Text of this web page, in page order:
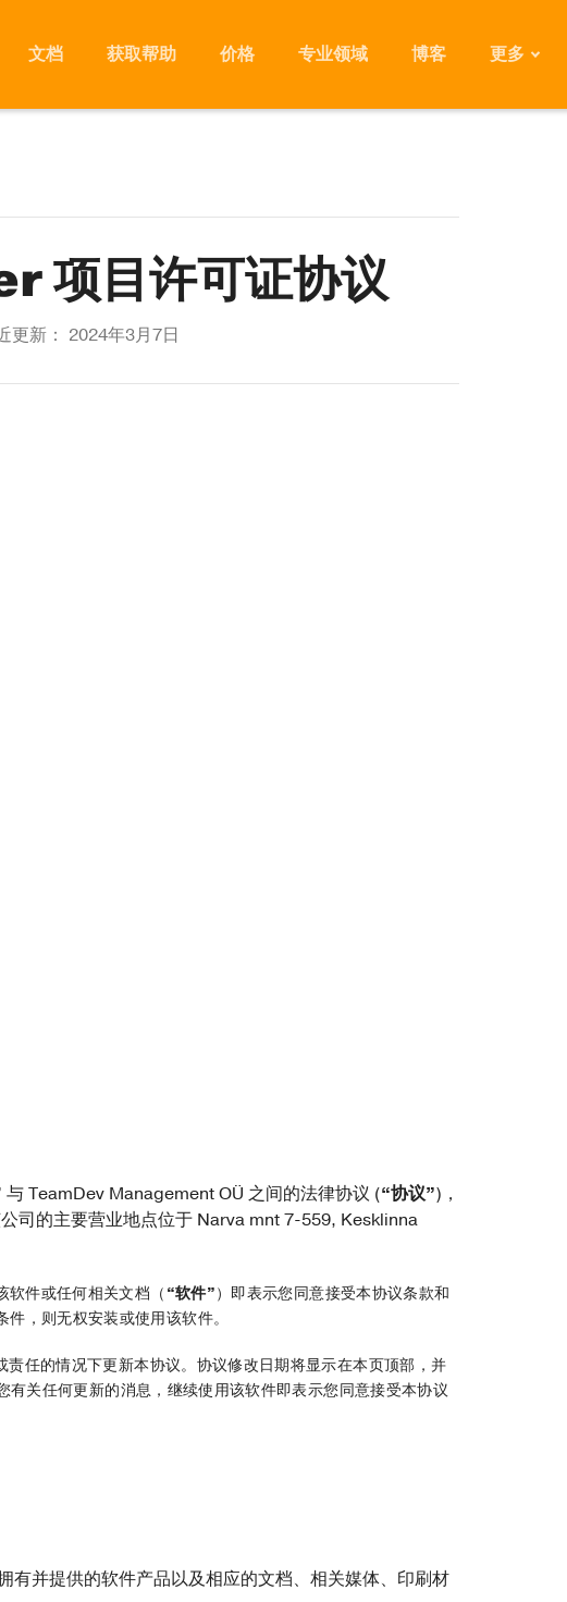
文档 获取帮助 价格 专业领域 博客 更多
项目许可证协议
更新： 2024年3月7日
与 TeamDev Management OÜ 之间的法律协议 (“协议”)，
司的主要营业地点位于 Narva mnt 7-559, Kesklinna
软件或任何相关文档（ “软件”）即表示您同意接受本协议条款和
，则无权安装或使用该软件。
任的情况下更新本协议。协议修改日期将显示在本页顶部，并
有关任何更新的消息，继续使用该软件即表示您同意接受本协议
有并提供的软件产品以及相应的文档、相关媒体、印刷材